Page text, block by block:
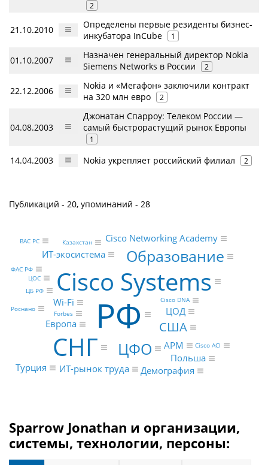
2
21.10.2010
Определены первые резиденты бизнес-
инкубатора InСube
1
01.10.2007
Назначен генеральный директор Nokia
Siemens Networks в России
2
22.12.2006
Nokia и «Мегафон» заключили контракт
на 320 млн евро
2
04.08.2003
Джонатан Спарроу: Телеком России —
самый быстрорастущий рынок Европы
1
14.04.2003 Nokia укрепляет российский филиал 2
Публикаций - 20, упоминаний - 28
РФ
Cisco Systems
СНГ
ЦФО
Образование
США
АРМ
ЦОД
ИТ-экосистема
Wi-Fi
Европа
Польша
Турция
ИТ-рынок труда Демография
Cisco Networking Academy
ФАС РФ
Cisco ACI
Cisco DNA
Казахстан
ЦОС
Forbes
ЦБ РФ
ВАС РС
Роснано
Sparrow Jonathan и организации,
системы, технологии, персоны: